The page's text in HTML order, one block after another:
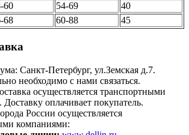
60 54-69
40
68 60-88 45
Санкт-Петербург, ул.Земская д.7.
необходимо с нами связаться.
осуществляется транспортными
оплачивает покупатель.
России осуществляется
компаниями: